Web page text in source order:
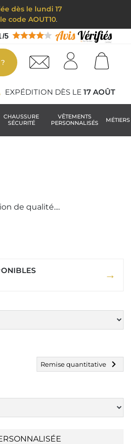
dès le lundi 17
code AOUT10.
/5
EXPÉDITION DÈS LE 17 AOÛT
CHAUSSURE
SÉCURITÉ
VÊTEMENTS
PERSONNALISÉS
MÉTIERS
de qualité....
→
Remise quantitative chevron_right